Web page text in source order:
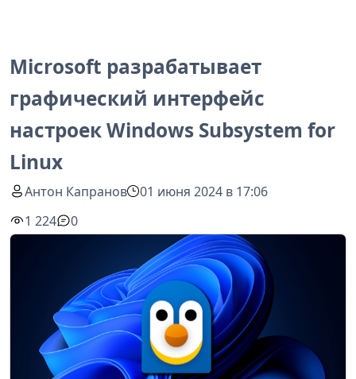
Microsoft разрабатывает
графический интерфейс
настроек Windows Subsystem for
Linux
Антон Капранов
01 июня 2024 в 17:06
1 224
0